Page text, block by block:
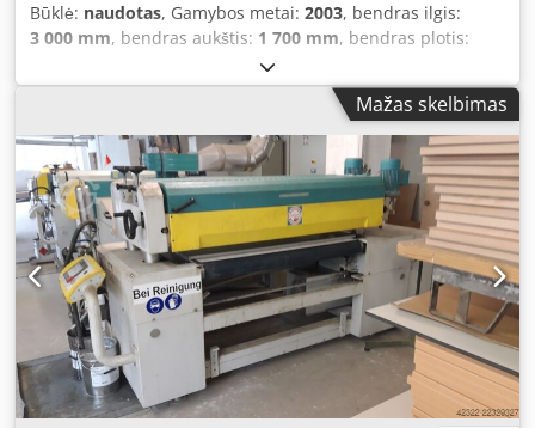
Būklė: naudotas, Gamybos metai: 2003, bendras ilgis:
3 000 mm, bendras aukštis: 1 700 mm, bendras plotis:
, Spalva: Balta Tuščiasis svoris: 1 000 kg Kaina:
Pagal užklausą - Pagaminimo metai: 2003 - Dokumentacija
prieinama: Taip - Dokumentacijos tipas: Techniniai
duomenys Dedpfx Aoxwuwvop Hjck - CE ženklinimas: Taip -
CE sertifikatas: Ne - Serijos numeris: 30058 B - Maks.
darbinis plotis [mm]: 1320 - Min. pravažiavimo aukštis
[mm]: 3 - Maks. pravažiavimo aukštis [mm]: 100 - Volelių
kiekis [vnt.]: 2 - Transportavimo matmenys: 3000mm x
1000mm x 1700mm (ilgis x plotis x aukštis) -
Transportavimo svoris [kg]: 1000 kg - Transporto paketų
skaičius [vnt.]: 1 Finansinė informacija PVM: Nurodyta
kaina be PVM PVM/diferencijuotas apmokestinimas: PVM
atskaitomas verslo subjektams Pristatymas ir senos įrangos
priėmimas galimi bet kada, tinka visai pramoninei įrangai
Yorick Diebels
Mažas skelbimas